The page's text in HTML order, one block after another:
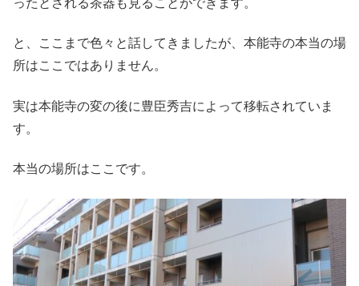
ったとされる茶器も見ることができます。
と、ここまで色々と話してきましたが、本能寺の本当の場
所はここではありません。
実は本能寺の変の後に豊臣秀吉によって移転されていま
す。
本当の場所はここです。